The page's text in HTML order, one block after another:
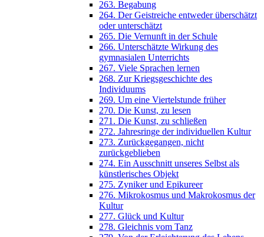
263. Begabung
264. Der Geistreiche entweder überschätzt
oder unterschätzt
265. Die Vernunft in der Schule
266. Unterschätzte Wirkung des
gymnasialen Unterrichts
267. Viele Sprachen lernen
268. Zur Kriegsgeschichte des
Individuums
269. Um eine Viertelstunde früher
270. Die Kunst, zu lesen
271. Die Kunst, zu schließen
272. Jahresringe der individuellen Kultur
273. Zurückgegangen, nicht
zurückgeblieben
274. Ein Ausschnitt unseres Selbst als
künstlerisches Objekt
275. Zyniker und Epikureer
276. Mikrokosmus und Makrokosmus der
Kultur
277. Glück und Kultur
278. Gleichnis vom Tanz